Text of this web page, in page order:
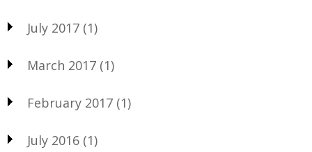
July 2017 (1)
March 2017 (1)
February 2017 (1)
July 2016 (1)